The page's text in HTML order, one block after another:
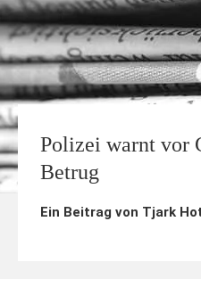
Polizei warnt vor
Betrug
Ein Beitrag von Tjark